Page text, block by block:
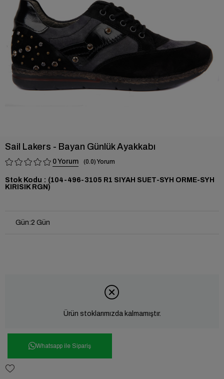
Sail Lakers - Bayan Günlük Ayakkabı
0 0.0
Stok Kodu
(104-496-3105 R1 SIYAH SUET-SYH ORME-SYH
KIRISIK RGN)
Gün:2 Gün
Ürün stoklarımızda kalmamıştır.
Whatsapp ile Sipariş